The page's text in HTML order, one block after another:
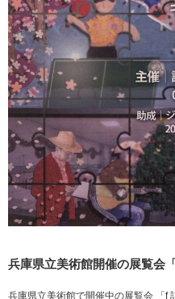
兵庫県立美術館開催の展覧会
兵庫県立美術館で開催中の展覧会 「f